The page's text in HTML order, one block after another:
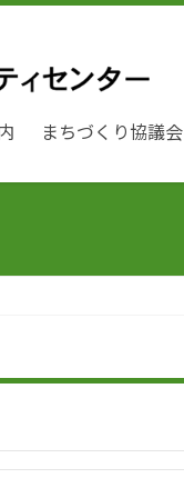
まちづくり協議会